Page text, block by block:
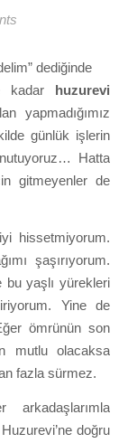
kadar huzurevi
yapmadığımız
günlük işlerin
Hatta
gitmeyenler de
hissetmiyorum.
şaşırıyorum.
bu yaşlı yürekleri
Yine de
ömrünün son
mutlu olacaksa
fazla sürmez.
doğru